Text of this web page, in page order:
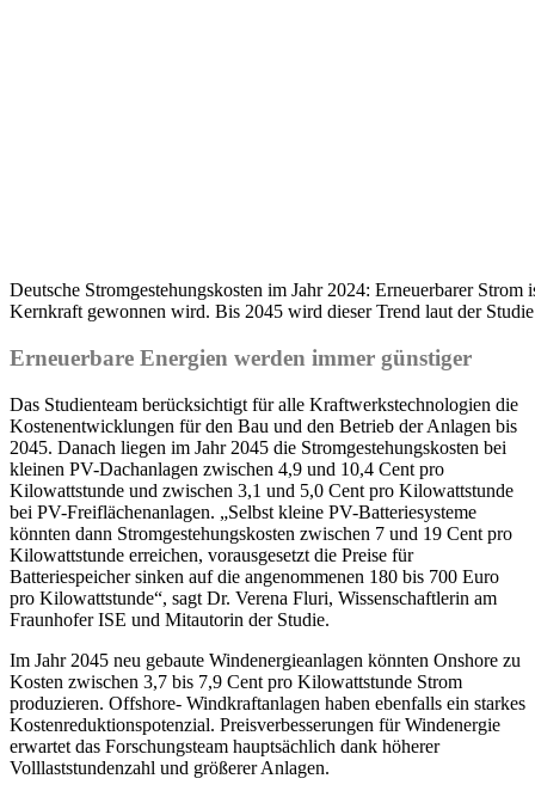
Deutsche Stromgestehungskosten im Jahr 2024: Erneuerbarer
Kernkraft gewonnen wird. Bis 2045 wird dieser Trend laut der
Erneuerbare Energien werden immer günstiger
Das Studienteam berücksichtigt für alle Kraftwerkstechnologien die
Kostenentwicklungen für den Bau und den Betrieb der Anlagen bis
2045. Danach liegen im Jahr 2045 die Stromgestehungskosten bei
kleinen PV-Dachanlagen zwischen 4,9 und 10,4 Cent pro
Kilowattstunde und zwischen 3,1 und 5,0 Cent pro Kilowattstunde
bei PV-Freiflächenanlagen. „Selbst kleine PV-Batteriesysteme
könnten dann Stromgestehungskosten zwischen 7 und 19 Cent pro
Kilowattstunde erreichen, vorausgesetzt die Preise für
Batteriespeicher sinken auf die angenommenen 180 bis 700 Euro
pro Kilowattstunde“, sagt Dr. Verena Fluri, Wissenschaftlerin am
Fraunhofer ISE und Mitautorin der Studie.
Im Jahr 2045 neu gebaute Windenergieanlagen könnten Onshore zu
Kosten zwischen 3,7 bis 7,9 Cent pro Kilowattstunde Strom
produzieren. Offshore- Windkraftanlagen haben ebenfalls ein starkes
Kostenreduktionspotenzial. Preisverbesserungen für Windenergie
erwartet das Forschungsteam hauptsächlich dank höherer
Volllaststundenzahl und größerer Anlagen.